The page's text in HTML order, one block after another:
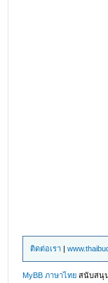
ติดต่อเรา |
MyBB ภาษาไทย สนับสนุ